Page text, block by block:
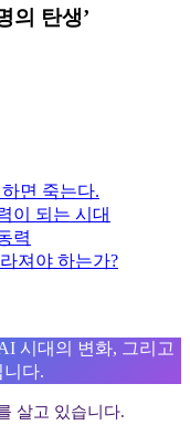
의 탄생’
면 죽는다.
이 되는 시대
력
져야 하는가?
시대의 변화, 그리고
다.
살고 있습니다.